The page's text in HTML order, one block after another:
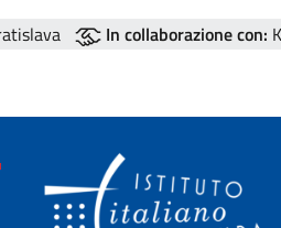
In collaborazione con: